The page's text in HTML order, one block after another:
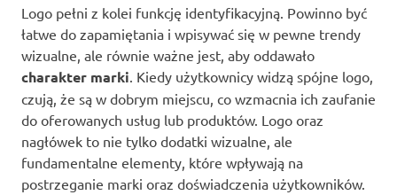
Logo pełni z kolei funkcję identyfikacyjną. Powinno być
łatwe do zapamiętania i wpisywać się w pewne trendy
wizualne, ale równie ważne jest, aby oddawało
charakter marki. Kiedy użytkownicy widzą spójne logo,
czują, że są w dobrym miejscu, co wzmacnia ich zaufanie
do oferowanych usług lub produktów. Logo oraz
nagłówek to nie tylko dodatki wizualne, ale
fundamentalne elementy, które wpływają na
postrzeganie marki oraz doświadczenia użytkowników.